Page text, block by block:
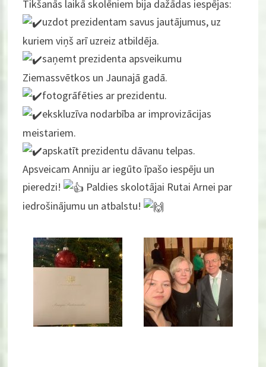
Tikšanās laikā skolēniem bija dažādas iespējas:
uzdot prezidentam savus jautājumus, uz
kuriem viņš arī uzreiz atbildēja.
saņemt prezidenta apsveikumu
Ziemassvētkos un Jaunajā gadā.
fotogrāfēties ar prezidentu.
ekskluzīva nodarbība ar improvizācijas
meistariem.
apskatīt prezidentu dāvanu telpas.
Apsveicam Anniju ar iegūto īpašo iespēju un
pieredzi!
Paldies skolotājai Rutai Arnei par
iedrošinājumu un atbalstu!